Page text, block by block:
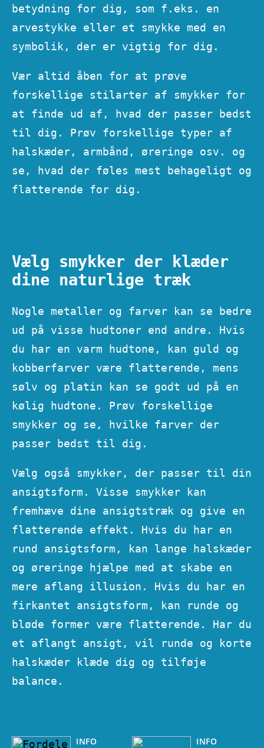
betydning for dig, som f.eks. en
arvestykke eller et smykke med en
symbolik, der er vigtig for dig.
Vær altid åben for at prøve
forskellige stilarter af smykker for
at finde ud af, hvad der passer bedst
til dig. Prøv forskellige typer af
halskæder, armbånd, øreringe osv. og
se, hvad der føles mest behageligt og
flatterende for dig.
Vælg smykker der klæder
dine naturlige træk
Nogle metaller og farver kan se bedre
ud på visse hudtoner end andre. Hvis
du har en varm hudtone, kan guld og
kobberfarver være flatterende, mens
sølv og platin kan se godt ud på en
kølig hudtone. Prøv forskellige
smykker og se, hvilke farver der
passer bedst til dig.
Vælg også smykker, der passer til din
ansigtsform. Visse smykker kan
fremhæve dine ansigtstræk og give en
flatterende effekt. Hvis du har en
rund ansigtsform, kan lange halskæder
og øreringe hjælpe med at skabe en
mere aflang illusion. Hvis du har en
firkantet ansigtsform, kan runde og
bløde former være flatterende. Har du
et aflangt ansigt, vil runde og korte
halskæder klæde dig og tilføje
balance.
INFO INFO